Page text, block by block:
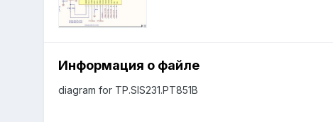
Информация о файле
diagram for TP.SIS231.PT851B